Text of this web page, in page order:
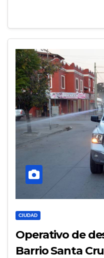
CIUDAD
Operativo de
Barrio Santa